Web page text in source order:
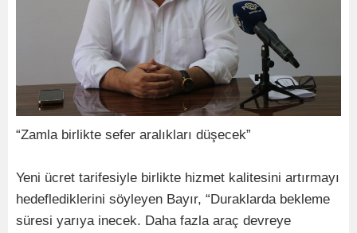
“Zamla birlikte sefer aralıkları düşecek”
Yeni ücret tarifesiyle birlikte hizmet kalitesini artırmayı
hedeflediklerini söyleyen Bayır, “Duraklarda bekleme
süresi yarıya inecek. Daha fazla araç devreye